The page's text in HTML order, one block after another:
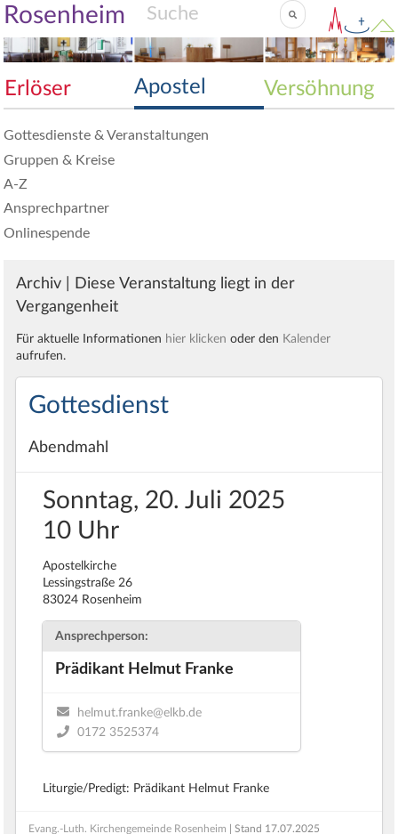
Rosenheim
Erlöser Apostel Versöhnung
Gottesdienste & Veranstaltungen
Gruppen & Kreise
A-Z
Ansprechpartner
Onlinespende
Archiv | Diese Veranstaltung liegt in der
Vergangenheit
Für aktuelle Informationen hier klicken oder den Kalender
aufrufen.
Gottesdienst
Abendmahl
Sonntag, 20. Juli 2025
10 Uhr
Apostelkirche
Lessingstraße 26
83024 Rosenheim
Ansprechperson:
Prädikant Helmut Franke
helmut.franke@elkb.de
0172 3525374
Liturgie/Predigt: Prädikant Helmut Franke
Evang.-Luth. Kirchengemeinde Rosenheim | Stand 17.07.2025